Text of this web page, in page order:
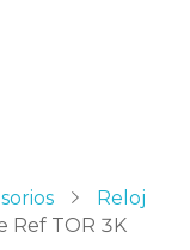
Reloj
Ref TOR 3K